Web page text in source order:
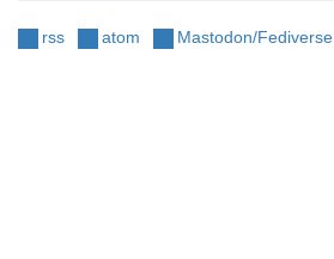
rss atom Mastodon/Fediverse